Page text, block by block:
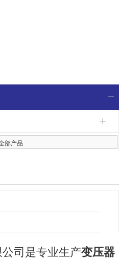
部产品
司是专业生产变压器